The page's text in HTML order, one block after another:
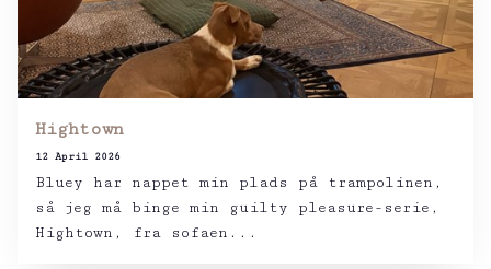
Hightown
12 April 2026
Bluey har nappet min plads på trampolinen,
så jeg må binge min guilty pleasure-serie,
Hightown, fra sofaen...